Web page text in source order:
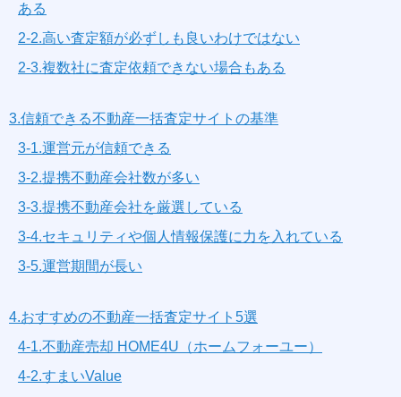
ある
2-2.高い査定額が必ずしも良いわけではない
2-3.複数社に査定依頼できない場合もある
3.信頼できる不動産一括査定サイトの基準
3-1.運営元が信頼できる
3-2.提携不動産会社数が多い
3-3.提携不動産会社を厳選している
3-4.セキュリティや個人情報保護に力を入れている
3-5.運営期間が長い
4.おすすめの不動産一括査定サイト5選
4-1.不動産売却 HOME4U（ホームフォーユー）
4-2.すまいValue